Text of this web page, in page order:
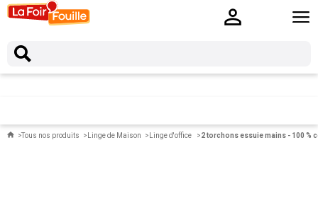
Tous nos produits Linge de Maison Linge d'office